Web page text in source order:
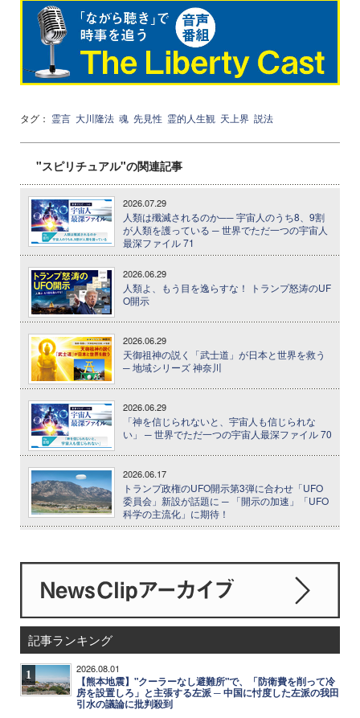
タグ： 霊言 大川隆法 魂 先見性 霊的人生観 天上界 説法
"スピリチュアル"の関連記事
2026.07.29
人類は殲滅されるのか── 宇宙人のうち8、9割
が人類を護っている ─ 世界でただ一つの宇宙人
最深ファイル 71
2026.06.29
人類よ、もう目を逸らすな！ トランプ怒涛のUF
O開示
2026.06.29
天御祖神の説く「武士道」が日本と世界を救う
─ 地域シリーズ 神奈川
2026.06.29
「神を信じられないと、宇宙人も信じられな
い」 ─ 世界でただ一つの宇宙人最深ファイル 70
2026.06.17
トランプ政権のUFO開示第3弾に合わせ「UFO
委員会」新設が話題に ─ 「開示の加速」「UFO
科学の主流化」に期待！
記事ランキング
1 2026.08.01
【熊本地震】"クーラーなし避難所"で、「防衛費を削って冷
房を設置しろ」と主張する左派 ─ 中国に忖度した左派の我田
引水の議論に批判殺到